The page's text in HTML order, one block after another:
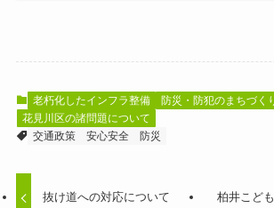
老朽化したインフラ整備
防災・防犯のまちづく
花見川区の諸問題について
交通政策
安心安全 防災
抜け道への対応について 柏井こど